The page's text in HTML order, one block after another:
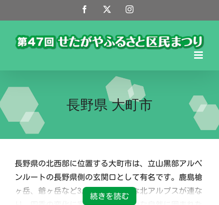
to
content
Facebook Instagram
長野県 大町市
長野県の北西部に位置する大町市は、立山黒部アルペ
ンルートの長野県側の玄関口として有名です。鹿島槍
ヶ岳、爺ヶ岳など3,000m級の雄大な北アルプスが連な